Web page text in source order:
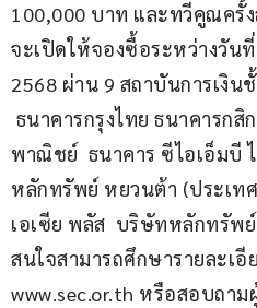
100,000 บาท และทวีคูณครั้
จะเปิดให้จองซื้อระหว่างวัน
2568 ผ่าน 9 สถาบันการเงิน
ธนาคารกรุงไทย ธนาคารกสิ
พาณิชย์  ธนาคาร ซีไอเอ็มบี
หลักทรัพย์ หยวนต้า (ประเท
เอเซีย พลัส  บริษัทหลักทรัพย์
สนใจสามารถศึกษารายละเอี
www.sec.or.th หรือสอบถา